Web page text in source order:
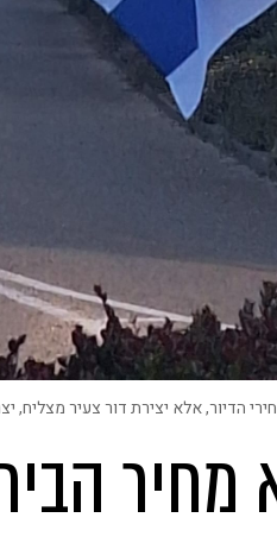
הדיור, אלא יצירת דור צעיר מצליח,